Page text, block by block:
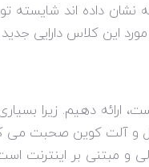
نشان داده اند شایسته
مورد این کلاس دارایی
دهیم. زیرا
و آلت کوین صحبت می
و مبتنی بر اینترنت